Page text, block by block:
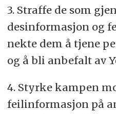
3. Straffe de som
desinformasjon og
nekte dem å tjene
og å bli anbefalt av
4. Styrke kampen
feilinformasjon på